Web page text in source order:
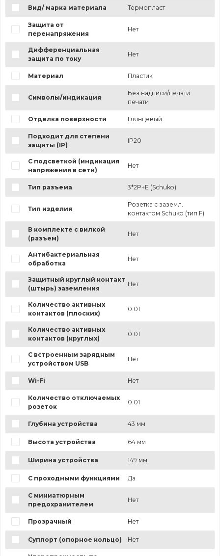
Вид/ марка материала Термопласт
Защита от
перенапряжения
Нет
Дифференциальная
защита по току
Нет
Материал Пластик
Символы/индикация
Без надписи/печати
печати
Отделка поверхности Глянцевый
Подходит для степени
защиты (IP)
IP20
С подсветкой (индикация
напряжения в сети)
Нет
Тип разъема 3*2P+E (Schuko)
Тип изделия
Розетка с заземл.
контактом Schuko (тип F)
В комплекте с вилкой
(разъем)
Нет
Антибактериальная
обработка
Нет
Защитный круглый контакт
(штырь) заземления
Нет
Количество активных
контактов (плоских)
0.01
Количество активных
контактов (круглых)
0.01
С встроенным зарядным
устройством USB
Нет
Wi-Fi Нет
Количество отключаемых
розеток
0.01
Глубина устройства 43 мм
Высота устройства 64 мм
Ширина устройства 149 мм
С проходными функциями Да
С миниатюрным
предохранителем
Нет
Прозрачный Нет
Суппорт (опорное кольцо) Нет